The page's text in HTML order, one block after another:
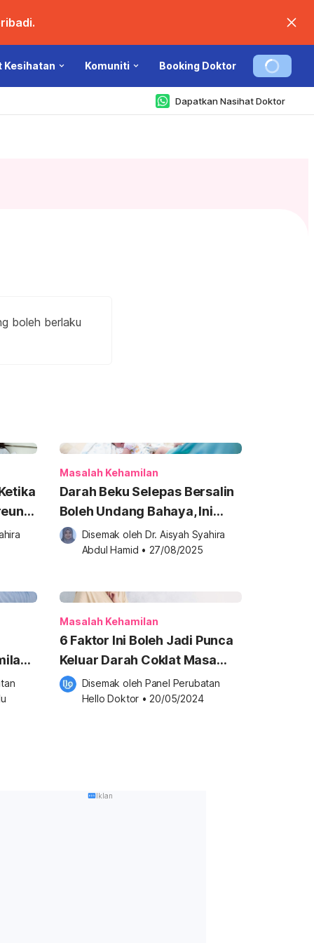
Kesihatan Komuniti Booking Doktor
Dapatkan Nasihat Doktor
boleh berlaku
Masalah Kehamilan
Darah Beku Selepas Bersalin
Boleh Undang Bahaya, Ini
Tanda Yang Ibu Perlu Peka!
Disemak oleh Dr. Aisyah Syahira
Abdul Hamid • 27/08/2025
Masalah Kehamilan
6 Faktor Ini Boleh Jadi Punca
Keluar Darah Coklat Masa
Hamil, Bakal Ibu Kena
Waspada!
Disemak oleh Panel Perubatan
Hello Doktor • 20/05/2024
Iklan